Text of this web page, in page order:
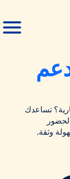
فتح
إغلاق
تساعدك
وثقة.